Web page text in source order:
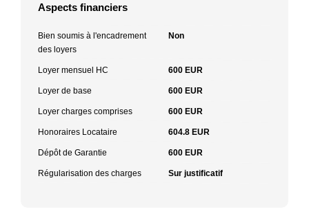
Aspects financiers
Bien soumis à l'encadrement
des loyers
Non
Loyer mensuel HC 600 EUR
Loyer de base 600 EUR
Loyer charges comprises 600 EUR
Honoraires Locataire 604.8 EUR
Dépôt de Garantie 600 EUR
Régularisation des charges Sur justificatif